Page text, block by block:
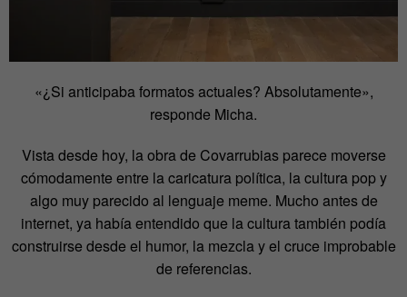
«¿Si anticipaba formatos actuales? Absolutamente»,
responde Micha.
Vista desde hoy, la obra de Covarrubias parece moverse
cómodamente entre la caricatura política, la cultura pop y
algo muy parecido al lenguaje meme. Mucho antes de
internet, ya había entendido que la cultura también podía
construirse desde el humor, la mezcla y el cruce improbable
de referencias.